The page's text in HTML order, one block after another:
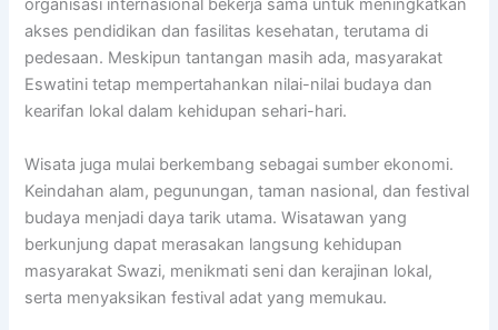
organisasi internasional bekerja sama untuk meningkatkan
akses pendidikan dan fasilitas kesehatan, terutama di
pedesaan. Meskipun tantangan masih ada, masyarakat
Eswatini tetap mempertahankan nilai-nilai budaya dan
kearifan lokal dalam kehidupan sehari-hari.
Wisata juga mulai berkembang sebagai sumber ekonomi.
Keindahan alam, pegunungan, taman nasional, dan festival
budaya menjadi daya tarik utama. Wisatawan yang
berkunjung dapat merasakan langsung kehidupan
masyarakat Swazi, menikmati seni dan kerajinan lokal,
serta menyaksikan festival adat yang memukau.